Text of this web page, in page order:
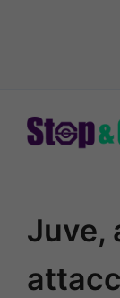
Juve,